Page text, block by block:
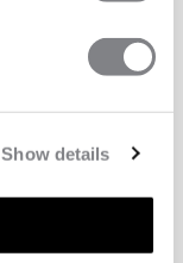
Show details